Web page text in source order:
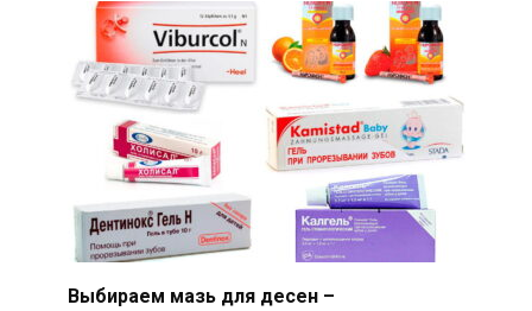
Выбираем мазь для десен –